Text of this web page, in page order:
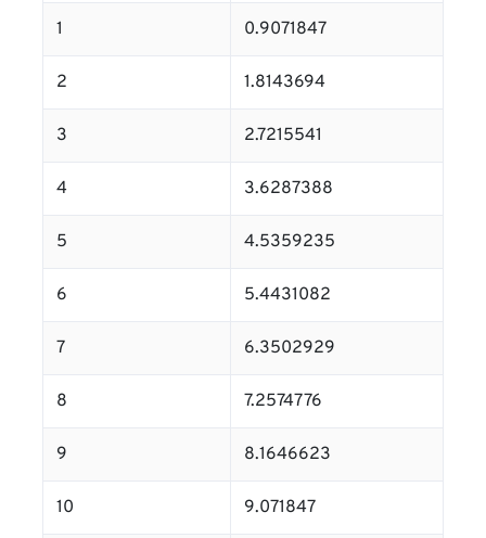
1 0.9071847
2 1.8143694
3 2.7215541
4 3.6287388
5 4.5359235
6 5.4431082
7 6.3502929
8 7.2574776
9 8.1646623
10 9.071847